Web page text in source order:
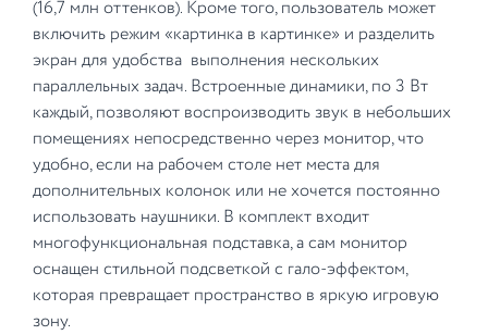
(16,7 млн оттенков). Кроме того, пользователь может
включить режим «картинка в картинке» и разделить
экран для удобства выполнения нескольких
параллельных задач. Встроенные динамики, по 3 Вт
каждый, позволяют воспроизводить звук в небольших
помещениях непосредственно через монитор, что
удобно, если на рабочем столе нет места для
дополнительных колонок или не хочется постоянно
использовать наушники. В комплект входит
многофункциональная подставка, а сам монитор
оснащен стильной подсветкой с гало-эффектом,
которая превращает пространство в яркую игровую
зону.